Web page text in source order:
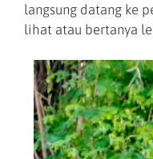
langsung datang ke
lihat atau bertanya